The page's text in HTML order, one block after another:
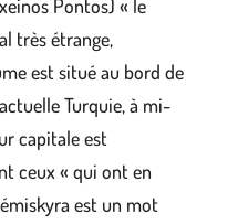
Pontos) « le
très étrange,
est situé au bord de
Turquie, à mi-
capitale est
ceux « qui ont en
est un mot